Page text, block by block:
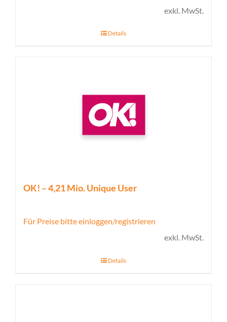
exkl. MwSt.
Details
OK! – 4,21 Mio. Unique User
Für Preise bitte einloggen/registrieren
exkl. MwSt.
Details